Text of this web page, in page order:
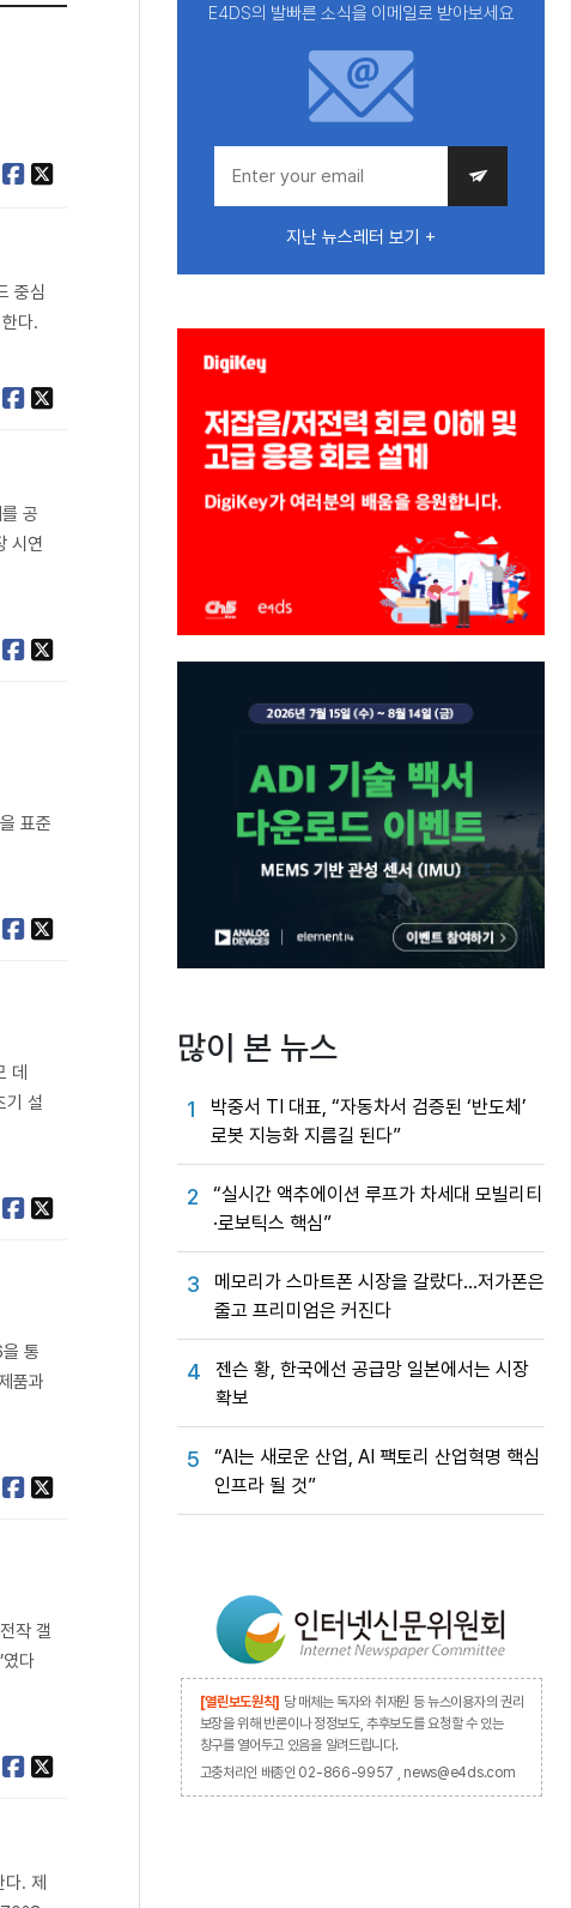
중심
다.
공
시연
표준
데
설
통
품과
작 갤
다
. 제
E4DS의 발빠른 소식을 이메일로 받아보세요
지난 뉴스레터 보기 +
많이 본 뉴스
1
박중서 TI 대표, “자동차서 검증된 ‘반도체’
로봇 지능화 지름길 된다”
2
“실시간 액추에이션 루프가 차세대 모빌리티
·로보틱스 핵심”
3
메모리가 스마트폰 시장을 갈랐다…저가폰은
줄고 프리미엄은 커진다
4
젠슨 황, 한국에선 공급망 일본에서는 시장
확보
5
“AI는 새로운 산업, AI 팩토리 산업혁명 핵심
인프라 될 것”
[열린보도원칙] 당 매체는 독자와 취재원 등 뉴스이용자의 권리
보장을 위해 반론이나 정정보도, 추후보도를 요청할 수 있는
창구를 열어두고 있음을 알려드립니다.
고충처리인 배종인 02-866-9957 , news@e4ds.com